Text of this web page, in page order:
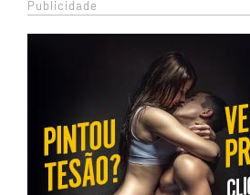
Publicidade